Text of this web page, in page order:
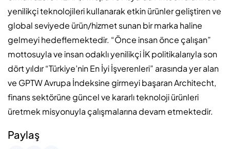
yenilikçi teknolojileri kullanarak etkin ürünler geliştiren ve
global seviyede ürün/hizmet sunan bir marka haline
gelmeyi hedeflemektedir. “Önce insan önce çalışan”
mottosuyla ve insan odaklı yenilikçi İK politikalarıyla son
dört yıldır “Türkiye’nin En İyi İşverenleri” arasında yer alan
ve GPTW Avrupa İndeksine girmeyi başaran Architecht,
finans sektörüne güncel ve kararlı teknoloji ürünleri
üretmek misyonuyla çalışmalarına devam etmektedir.
Paylaş